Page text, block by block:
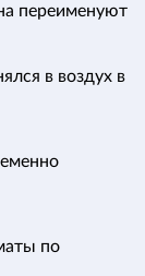
переименуют
в воздух в
по